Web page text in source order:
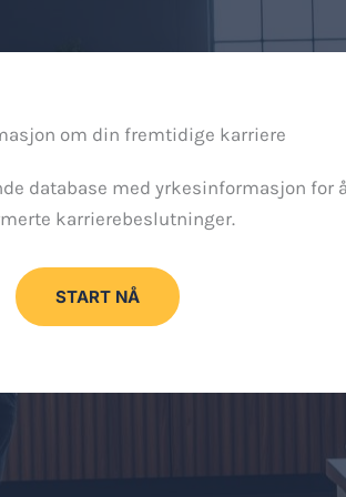
om din fremtidige karriere
database med yrkesinformasjon for
karrierebeslutninger.
START NÅ